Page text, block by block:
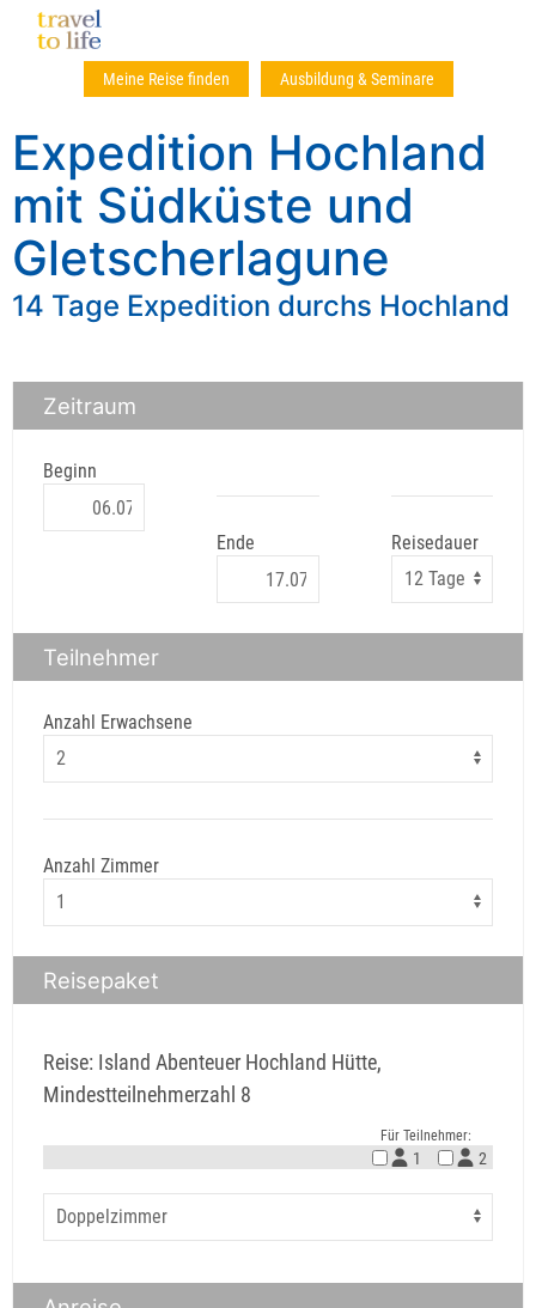
Meine Reise finden Ausbildung & Seminare
Expedition Hochland
mit Südküste und
Gletscherlagune
14 Tage Expedition durchs Hochland
Zeitraum
Beginn
Ende Reisedauer
Teilnehmer
Anzahl Erwachsene
Anzahl Zimmer
Reisepaket
Reise: Island Abenteuer Hochland Hütte,
Mindestteilnehmerzahl 8
Für Teilnehmer:
1 2